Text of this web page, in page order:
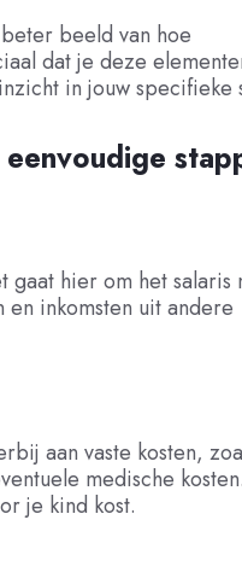
beeld van hoe
dat je deze
in jouw specifieke
gaat hier om het salaris
inkomsten uit andere
aan vaste kosten,
medische
je kind kost.